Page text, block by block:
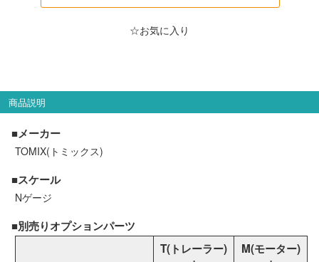
☆お気に入り
商品説明
■メーカー
TOMIX(トミックス)
■スケール
Nゲージ
■別売りオプションパーツ
T(トレーラー)
M(モーター)